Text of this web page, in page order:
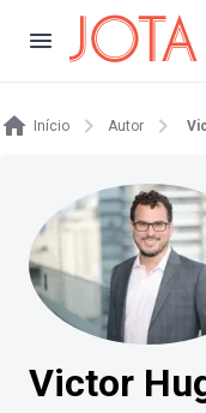
Início Autor
Victor